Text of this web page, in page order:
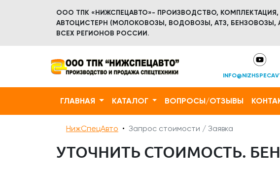
ООО ТПК «НИЖСПЕЦАВТО»- ПРОИЗВОДСТВО,
АВТОЦИСТЕРН (МОЛОКОВОЗЫ, ВОДОВОЗЫ, АТЗ, БЕНЗОВОЗЫ,
ВСЕХ РЕГИОНОВ РОССИИ.
ГЛАВНАЯ КАТАЛОГ ВОПРОСЫ/ОТЗЫВЫ
НижСпецАвто Запрос стоимости / Заявка
УТОЧНИТЬ СТОИМОСТЬ.